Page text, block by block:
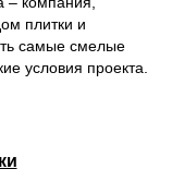
плитки и
самые смелые
условия проекта.